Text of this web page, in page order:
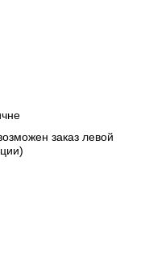
заказ левой